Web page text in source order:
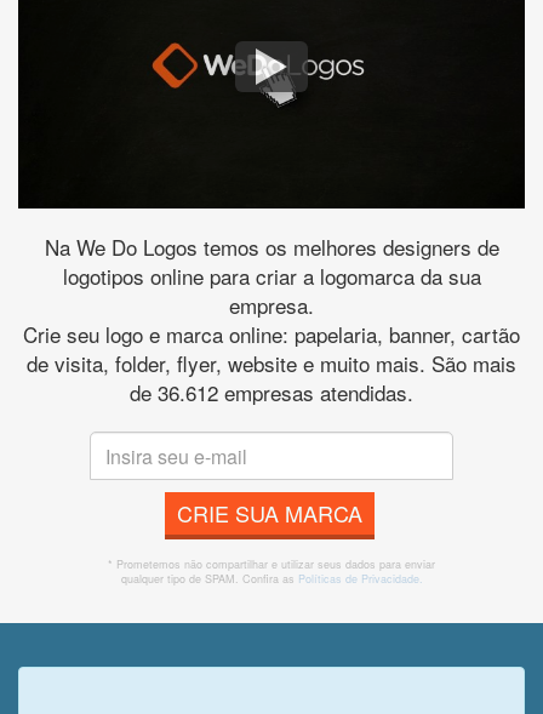
Na We Do Logos temos os melhores designers de
logotipos online para criar a logomarca da sua
empresa.
Crie seu logo e marca online: papelaria, banner, cartão
de visita, folder, flyer, website e muito mais. São mais
de 36.612 empresas atendidas.
CRIE SUA MARCA
* Prometemos não compartilhar e utilizar seus dados para enviar
qualquer tipo de SPAM. Confira as Políticas de Privacidade.